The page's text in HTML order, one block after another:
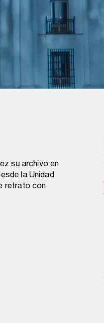
su archivo en
la Unidad
retrato con